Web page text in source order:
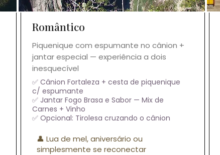
Romântico
Piquenique com espumante no cânion +
jantar especial — experiência a dois
inesquecível
✅ Cânion Fortaleza + cesta de piquenique
c/ espumante
✅ Jantar Fogo Brasa e Sabor — Mix de
Carnes + Vinho
✅ Opcional: Tirolesa cruzando o cânion
👤 Lua de mel, aniversário ou
simplesmente se reconectar